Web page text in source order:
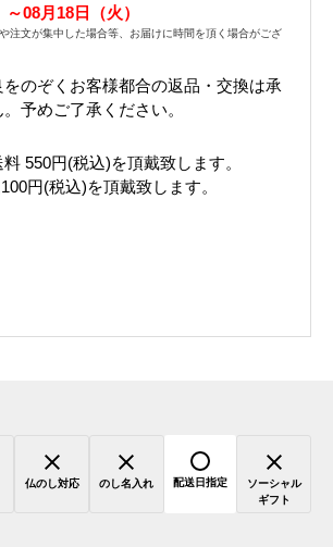
08月18日（火）
注文が集中した場合等、お届けに時間を頂く場合がござ
をのぞくお客様都合の返品・交換は承
予めご了承ください。
料 550円(税込)を頂戴致します。
円(税込)を頂戴致します。
仏のし対応 のし名入れ 配送日指定
ソーシャル
ギフト